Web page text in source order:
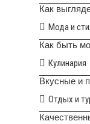
Как
Мода и
Как быть
Кулинария
Вкусные и
Отдых и